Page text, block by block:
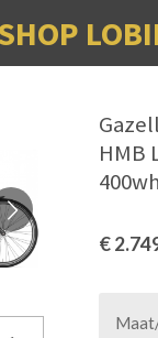
HMB
400wh
€